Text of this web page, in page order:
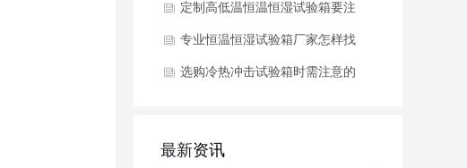
谱的
定制高低温恒温恒湿试验箱要注
意什么
专业恒温恒湿试验箱厂家怎样找
比较靠谱?
选购冷热冲击试验箱时需注意的
最新资讯